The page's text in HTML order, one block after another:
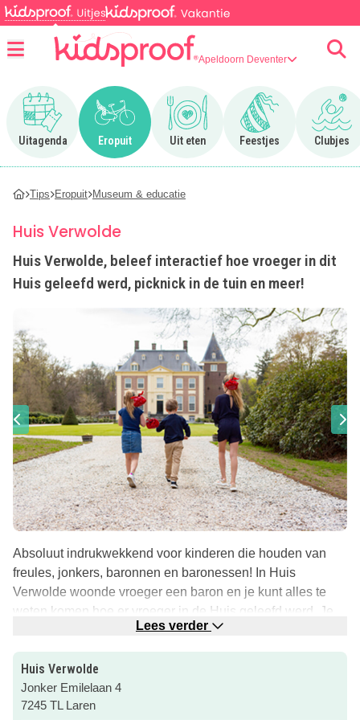
Apeldoorn Deventer
Uitagenda
Ga naar Uitagenda
Eropuit
Ga naar Eropuit
Uit eten
Ga naar Uit eten
Feestjes
Ga naar Feestjes
Clubjes
Ga
Tips Eropuit Museum & educatie
Huis Verwolde
Huis Verwolde, beleef interactief hoe vroeger in dit
Huis geleefd werd, picknick in de tuin en meer!
Absoluut indrukwekkend voor kinderen die houden van
freules, jonkers, baronnen en baronessen! In Huis
Verwolde woonde vroeger een baron en je kunt alles te
weten komen hoe er vroeger in de Huis geleefd werd. Je
beleeft dit op een leuke interactieve wijze, kids mogen veel
“doen” in het Huis!
Buiten is ook van alles te beleven. Je kunt het bijzondere
bomenpad lopen en de zakdoekjesboom ontdekken! Ook
Lees verder
Huis Verwolde
Jonker Emilelaan 4
7245 TL Laren